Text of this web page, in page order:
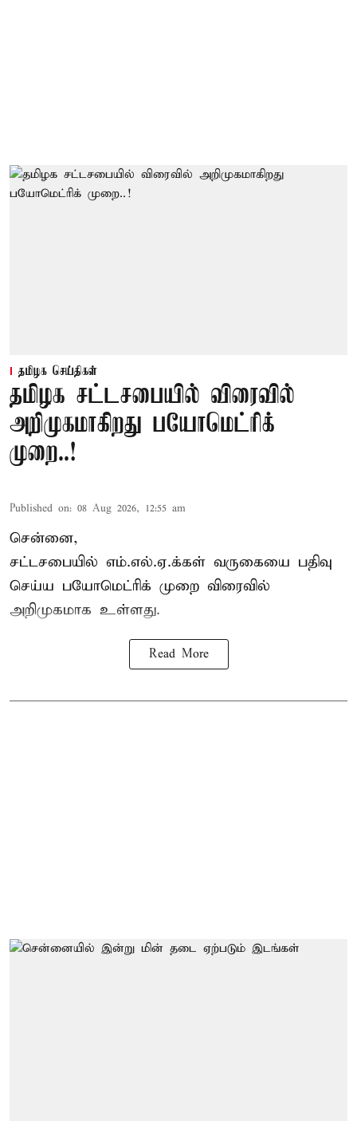
தமிழக செய்திகள்
தமிழக சட்டசபையில் விரைவில்
அறிமுகமாகிறது பயோமெட்ரிக்
முறை..!
Published on: 08 Aug 2026, 12:55 am
சென்னை,
சட்டசபையில் எம்.எல்.ஏ.க்கள் வருகையை பதிவு
செய்ய பயோமெட்ரிக் முறை விரைவில்
அறிமுகமாக உள்ளது.
Read More